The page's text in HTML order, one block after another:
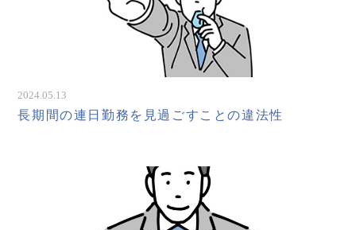
2024.05.13
長期間の連日勤務を見過ごすことの違法性